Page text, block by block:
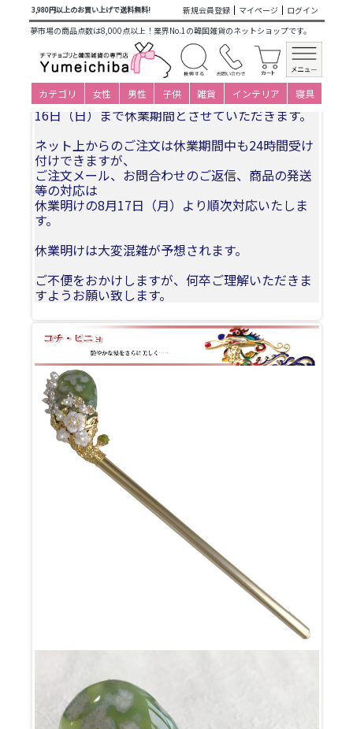
3,980円以上のお買い上げで送料無料! 新規会員登録 マイページ
ログイン
夢市場の商品点数は8,000点以上！業界No.1の韓国雑貨のネットショップです。
カテゴリ 女性 男性 子供 雑貨 インテリア 寝具
商品カテゴリ一覧>大人衣装小物下着>ヘア飾り> 韓国ヘア
ー飾りピニョNo64 高級かんざし・メノウのピニョ
夏季休業についてお知らせ
誠に勝手ながら、2026年8月11日(火)〜2026年8月
16日（日）まで休業期間とさせていただきます。
ネット上からのご注文は休業期間中も24時間受け
付けできますが、
ご注文メール、お問合わせのご返信、商品の発送
等の対応は
休業明けの8月17日（月）より順次対応いたしま
す。
休業明けは大変混雑が予想されます。
ご不便をおかけしますが、何卒ご理解いただきま
すようお願い致します。